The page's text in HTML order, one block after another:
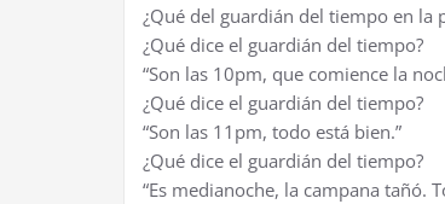
¿Qué del guardián del tiempo en la
¿Qué dice el guardián del tiempo?
“Son las 10pm, que comience la
¿Qué dice el guardián del tiempo?
“Son las 11pm, todo está bien.”
¿Qué dice el guardián del tiempo?
“Es medianoche, la campana tañó.